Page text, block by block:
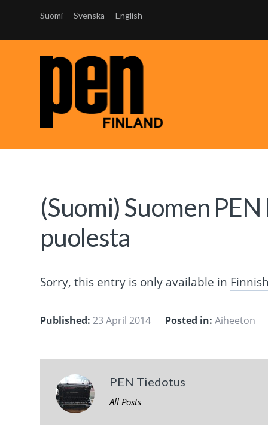
Suomi Svenska English
(Suomi) Suomen
puolesta
Sorry, this entry is only available in
Published: 23 April 2014 Posted in: Aiheeton
PEN Tiedotus
All Posts